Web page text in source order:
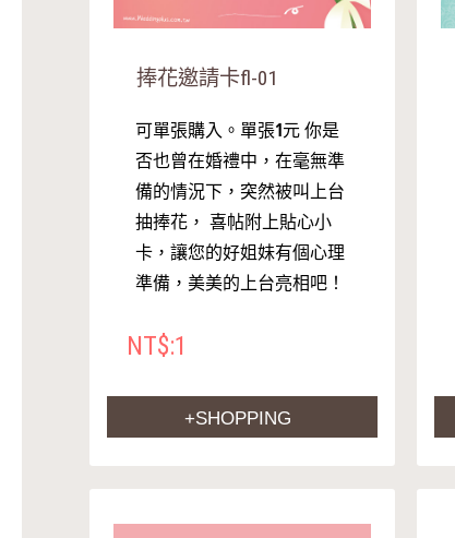
捧花邀請卡fl-01
可單張購入。單張1元 你是
否也曾在婚禮中，在毫無準
備的情況下，突然被叫上台
抽捧花， 喜帖附上貼心小
卡，讓您的好姐妹有個心理
準備，美美的上台亮相吧！
NT$:1
+SHOPPING